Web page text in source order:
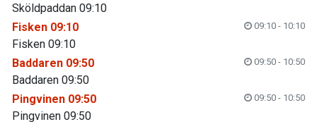
Sköldpaddan 09:10
Fisken 09:10
09:10 - 10:10
Fisken 09:10
Baddaren 09:50
09:50 - 10:50
Baddaren 09:50
Pingvinen 09:50
09:50 - 10:50
Pingvinen 09:50